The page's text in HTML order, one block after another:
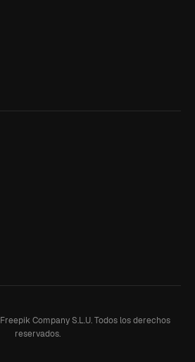
Freepik Company S.L.U.Todos los derechos
reservados.